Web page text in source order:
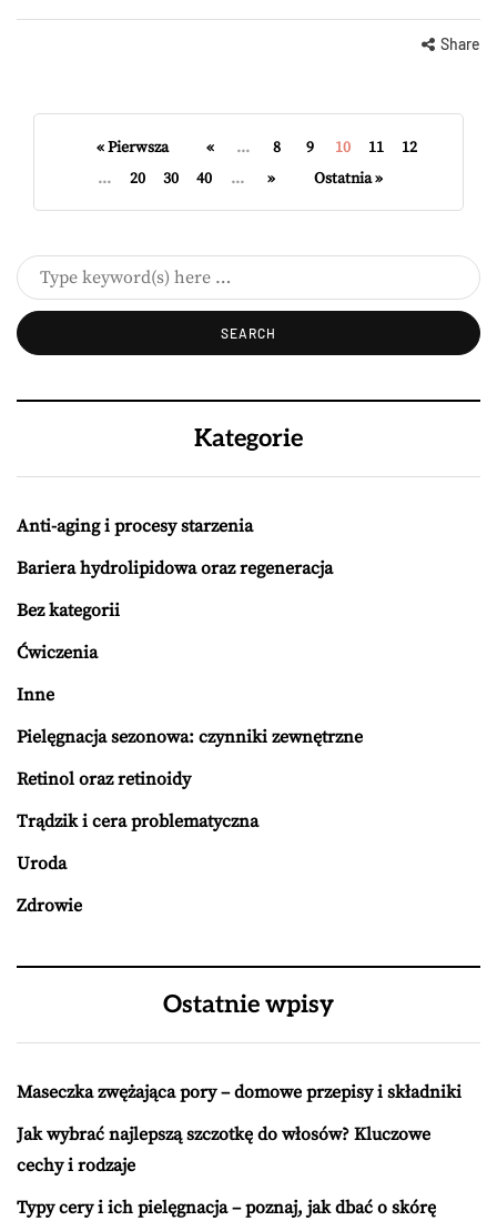
Share
« Pierwsza « ... 8 9 10 11
12
...
20 30 40 ... » Ostatnia »
Kategorie
Anti-aging i procesy starzenia
Bariera hydrolipidowa oraz regeneracja
Bez kategorii
Ćwiczenia
Inne
Pielęgnacja sezonowa: czynniki zewnętrzne
Retinol oraz retinoidy
Trądzik i cera problematyczna
Uroda
Zdrowie
Ostatnie wpisy
Maseczka zwężająca pory – domowe przepisy i składniki
Jak wybrać najlepszą szczotkę do włosów? Kluczowe
cechy i rodzaje
Typy cery i ich pielęgnacja – poznaj, jak dbać o skórę